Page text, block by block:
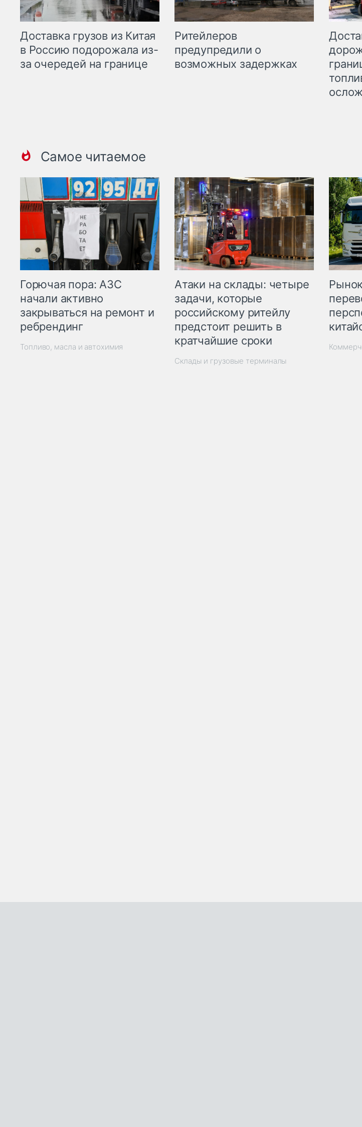
Доставка грузов из Китая
в Россию подорожала из-
за очередей на границе
Ритейлеров
предупредили о
возможных задержках
Самое читаемое
Горючая пора: АЗС
начали активно
закрываться на ремонт и
ребрендинг
Топливо, масла и автохимия
Атаки на склады: четыре
задачи, которые
российскому ритейлу
предстоит решить в
кратчайшие сроки
Склады и грузовые терминалы